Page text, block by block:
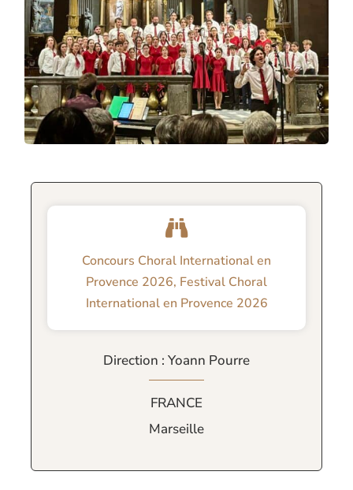
Concours Choral International en
Provence 2026, Festival Choral
International en Provence 2026
Direction : Yoann Pourre
FRANCE
Marseille